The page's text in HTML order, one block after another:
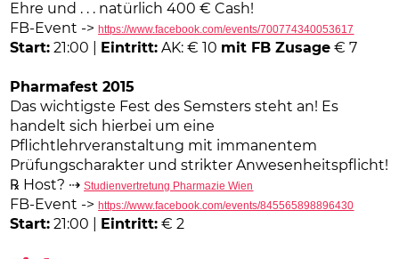
Ehre und . . . natürlich 400 € Cash!
FB-Event ->https://www.facebook.com/events/700774340053617
Start: 21:00 | Eintritt: AK: € 10 mit FB Zusage € 7
Pharmafest 2015
Das wichtigste Fest des Semsters steht an! Es
handelt sich hierbei um eine
Pflichtlehrveranstaltung mit immanentem
Prüfungscharakter und strikter Anwesenheitspflicht!
℞ Host? ⇢Studienvertretung Pharmazie Wien
FB-Event ->https://www.facebook.com/events/845565898896430
Start: 21:00 | Eintritt: € 2